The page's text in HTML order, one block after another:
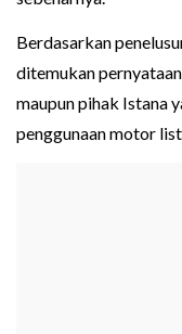
Berdasarkan
ditemukan
maupun pihak Istana
penggunaan motor